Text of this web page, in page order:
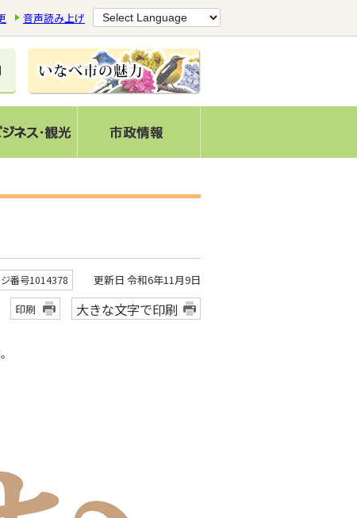
音声読み上げ
番号1014378
更新日 令和6年11月9日
印刷
大きな文字で印刷